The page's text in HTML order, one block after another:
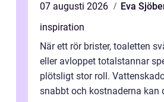
07 augusti 2026
Eva
inspiration
När ett rör brister, toaletten
eller avloppet totalstannar
plötsligt stor roll.
snabbt och kostnaderna kan